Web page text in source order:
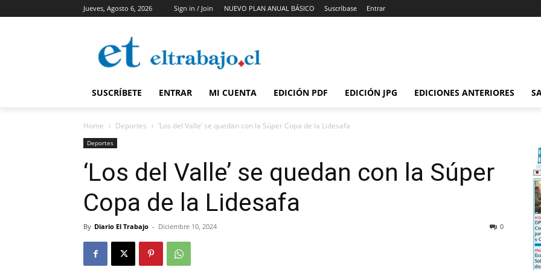
Jueves, Agosto 6, 2026 Sign in / Join NUEVO PLAN ANUAL BÁSICO Suscríbase Entrar
SUSCRÍBETE ENTRAR MI CUENTA EDICIÓN PDF EDICIÓN JPG EDICIONES ANTERIORES
Home Deportes ‘Los del Valle’ se quedan con la Súper Copa de la Lidesafa
Deportes
‘Los del Valle’ se quedan con la Súper
Copa de la Lidesafa
By Diario El Trabajo - Diciembre 10, 2024 0